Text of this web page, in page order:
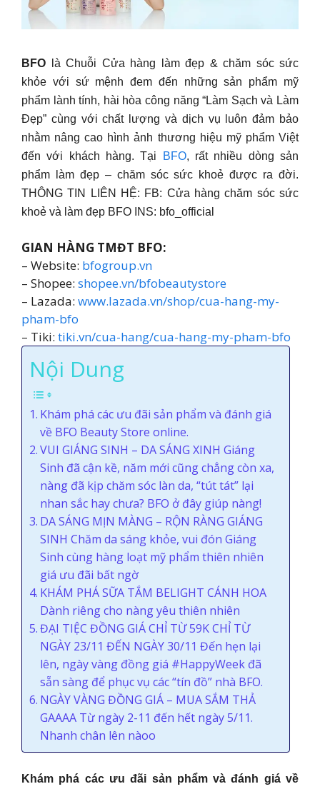
BFO là Chuỗi Cửa hàng làm đẹp & chăm sóc sức
khỏe với sứ mệnh đem đến những sản phẩm mỹ
phẩm lành tính, hài hòa công năng “Làm Sạch và Làm
Đẹp” cùng với chất lượng và dịch vụ luôn đảm bảo
nhằm nâng cao hình ảnh thương hiệu mỹ phẩm Việt
đến với khách hàng. Tại
BFO, rất nhiều dòng sản
phẩm làm đẹp – chăm sóc sức khoẻ được ra đời.
THÔNG TIN LIÊN HỆ: FB: Cửa hàng chăm sóc sức
khoẻ và làm đẹp BFO INS: bfo_official
GIAN HÀNG TMĐT BFO:
– Website: bfogroup.vn
– Shopee: shopee.vn/bfobeautystore
– Lazada: www.lazada.vn/shop/cua-hang-my-
pham-bfo
– Tiki: tiki.vn/cua-hang/cua-hang-my-pham-bfo
Nội Dung
Khám phá các ưu đãi sản phẩm và đánh giá
về BFO Beauty Store online.
VUI GIÁNG SINH – DA SÁNG XINH Giáng
Sinh đã cận kề, năm mới cũng chẳng còn xa,
nàng đã kịp chăm sóc làn da, “tút tát” lại
nhan sắc hay chưa? BFO ở đây giúp nàng!
DA SÁNG MỊN MÀNG – RỘN RÀNG GIÁNG
SINH Chăm da sáng khỏe, vui đón Giáng
Sinh cùng hàng loạt mỹ phẩm thiên nhiên
giá ưu đãi bất ngờ
KHÁM PHÁ SỮA TẮM BELIGHT CÁNH HOA
Dành riêng cho nàng yêu thiên nhiên
ĐẠI TIỆC ĐỒNG GIÁ CHỈ TỪ 59K CHỈ TỪ
NGÀY 23/11 ĐẾN NGÀY 30/11 Đến hẹn lại
lên, ngày vàng đồng giá #HappyWeek đã
sẵn sàng để phục vụ các “tín đồ” nhà BFO.
NGÀY VÀNG ĐỒNG GIÁ – MUA SẮM THẢ
GAAAA Từ ngày 2-11 đến hết ngày 5/11.
Nhanh chân lên nàoo
Khám phá các ưu đãi sản phẩm và đánh giá về